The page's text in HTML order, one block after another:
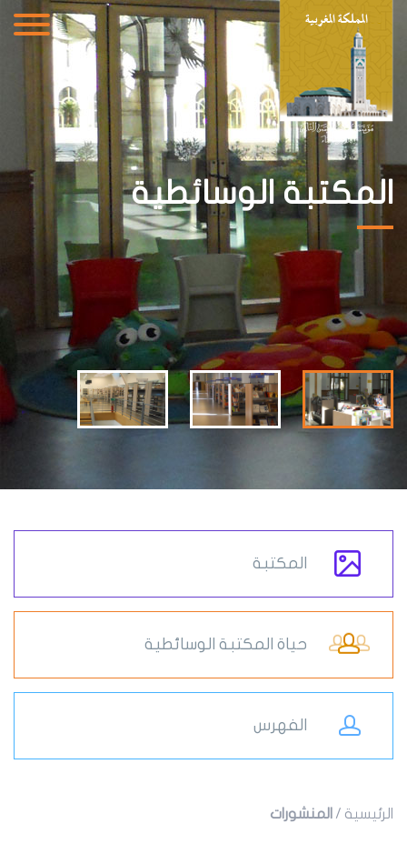
المكتبة الوسائطية
المكتبة
حياة المكتبة الوسائطية
الفهرس
الرئيسية / المنشورات